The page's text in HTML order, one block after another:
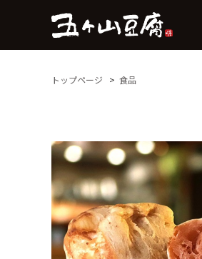
トップページ 食品